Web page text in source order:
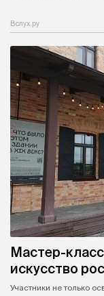
Вслух.ру
Мастер-
искусство
Участники не только